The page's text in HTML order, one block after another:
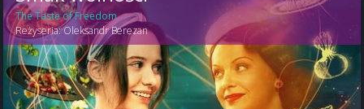
The Taste of Freedom
Reżyseria:Oleksandr Berezan